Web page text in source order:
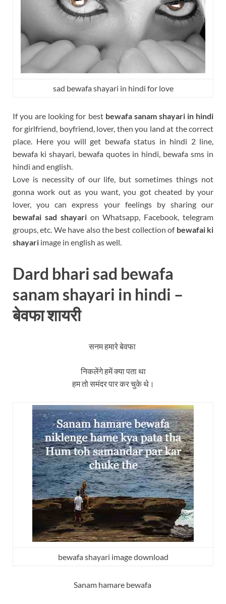
sad bewafa shayari in hindi for love
If you are looking for bestbewafa sanam shayari in hindi
for girlfriend, boyfriend, lover, then you land at the correct
place. Here you will get bewafa status in hindi 2 line,
bewafa ki shayari, bewafa quotes in hindi, bewafa sms in
hindi and english.
Love is necessity of our life, but sometimes things not
gonna work out as you want, you got cheated by your
lover, you can express your feelings by sharing our
bewafai sad shayarion Whatsapp, Facebook, telegram
groups, etc. We have also the best collection of bewafai ki
shayari image in english as well.
Dard bhari sad bewafa
sanam shayari in hindi –
बेवफा शायरी
सनम हमारे बेवफा
निकलेंगे हमें क्या पता था
हम तो समंदर पार कर चुके थे।
bewafa shayari image download
Sanam hamare bewafa